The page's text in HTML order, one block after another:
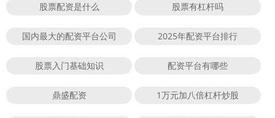
股票配资是什么 股票有杠杆吗
国内最大的配资平台公司 2025年配资平台排行
股票入门基础知识 配资平台有哪些
鼎盛配资 1万元加八倍杠杆炒股